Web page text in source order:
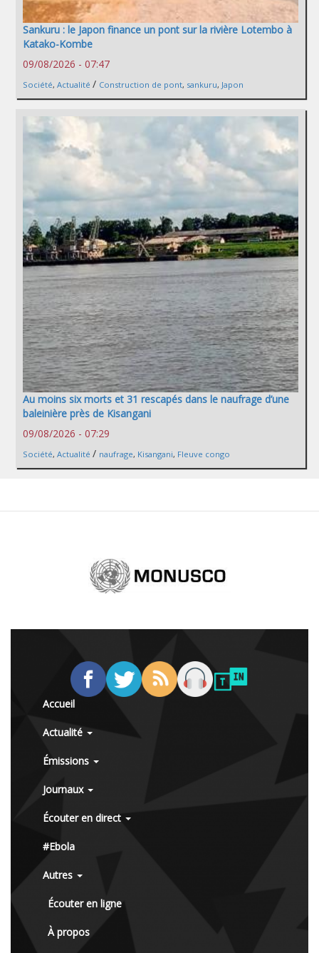
Sankuru : le Japon finance un pont sur la rivière Lotembo à
Katako-Kombe
09/08/2026 - 07:47
Société, Actualité / Construction de pont, sankuru, Japon
Au moins six morts et 31 rescapés dans le naufrage d’une
baleinière près de Kisangani
09/08/2026 - 07:29
Société, Actualité / naufrage, Kisangani, Fleuve congo
Accueil
Actualité
Émissions
Journaux
Écouter en direct
#Ebola
Autres
Écouter en ligne
À propos